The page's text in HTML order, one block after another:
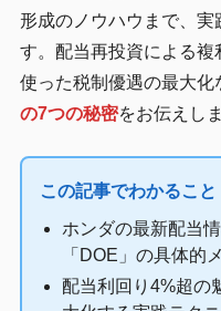
形成のノウハウまで、実
す。配当再投資による
使った税制優遇の最大化
の7つの秘密をお伝えしま
この記事でわかること
ホンダの最新配当
「DOE」の具体的
配当利回り4%超の